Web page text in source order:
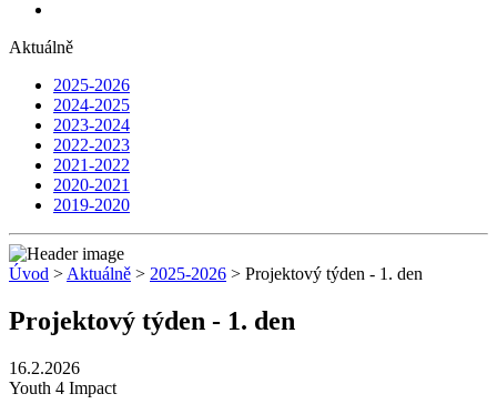
Aktuálně
2025-2026
2024-2025
2023-2024
2022-2023
2021-2022
2020-2021
2019-2020
Úvod > Aktuálně > 2025-2026 > Projektový týden - 1. den
Projektový týden - 1. den
16.2.2026
Youth 4 Impact